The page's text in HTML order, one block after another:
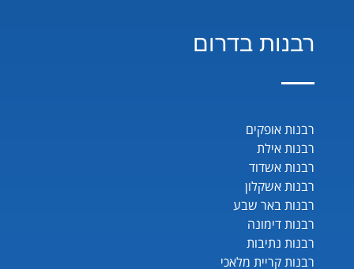
רבנות בדרום
רבנות אופקים
רבנות אילת
רבנות אשדוד
רבנות אשקלון
רבנות באר שבע
רבנות דימונה
רבנות נתיבות
רבנות קריית מלאכי